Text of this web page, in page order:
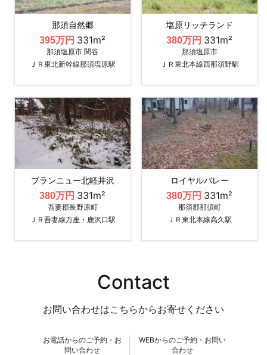
那須自然郷
395万円 331m²
那須塩原市 関谷
ＪＲ東北新幹線那須塩原駅
塩原リッチランド
380万円 331m²
那須塩原市
ＪＲ東北本線西那須野駅
ブランニュー北軽井沢
380万円 331m²
吾妻郡長野原町
ＪＲ吾妻線万座・鹿沢口駅
ロイヤルバレー
380万円 331m²
那須郡那須町
ＪＲ東北本線高久駅
Contact
お問い合わせはこちらからお寄せください
お電話からのご予約・お
問い合わせ
WEBからのご予約・お問い
合わせ